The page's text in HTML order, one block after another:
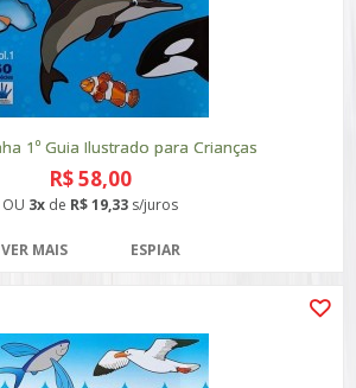
1º Guia Ilustrado para Crianças
R$ 58,00
OU 3x de R$ 19,33 s/juros
VER MAIS ESPIAR